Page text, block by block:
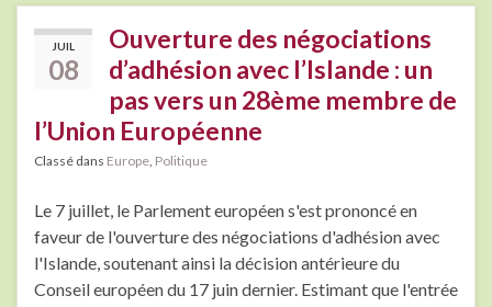
JUIL
08
Ouverture des négociations
d’adhésion avec l’Islande : un
pas vers un 28ème membre de
l’Union Européenne
Classé dans Europe, Politique
Le 7 juillet, le Parlement européen s'est prononcé en
faveur de l'ouverture des négociations d'adhésion avec
l'Islande, soutenant ainsi la décision antérieure du
Conseil européen du 17 juin dernier. Estimant que l'entrée